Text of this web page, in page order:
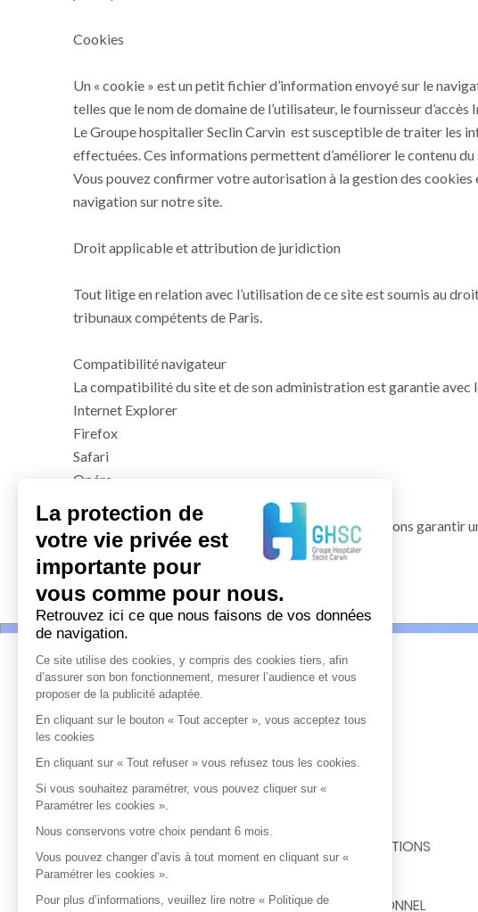
Cookies
Un « cookie » est un petit fichier d’information envoyé sur le
telles que le nom de domaine de l’utilisateur, le fournisseur
Le Groupe hospitalier Seclin Carvin est susceptible de traiter les
effectuées. Ces informations permettent d’améliorer le contenu du
Vous pouvez confirmer votre autorisation à la gestion des
navigation sur notre site.
Droit applicable et attribution de juridiction
Tout litige en relation avec l’utilisation de ce site est soumis au
tribunaux compétents de Paris.
Compatibilité navigateur
La compatibilité du site et de son administration est garantie avec
Internet Explorer
Firefox
Safari
Opéra
Google Chrome
Pour les autres navigateurs ou versions, nous ne pouvons garantir
ACCÈS RAPIDE
NOS SERVICES
INFOS PRATIQUES
EMPLOIS ET FORMATIONS
PORTAIL PROFESSIONNEL
La protection de
votre vie privée est
importante pour
vous comme pour nous.
Retrouvez ici ce que nous faisons de vos données
de navigation.
Ce site utilise des cookies, y compris des cookies tiers, afin
d’assurer son bon fonctionnement, mesurer l’audience et vous
proposer de la publicité adaptée.
En cliquant sur le bouton « Tout accepter », vous acceptez tous
les cookies
En cliquant sur « Tout refuser » vous refusez tous les cookies.
Si vous souhaitez paramétrer, vous pouvez cliquer sur «
Paramétrer les cookies ».
Nous conservons votre choix pendant 6 mois.
Vous pouvez changer d’avis à tout moment en cliquant sur «
Paramétrer les cookies ».
Pour plus d’informations, veuillez lire notre « Politique de